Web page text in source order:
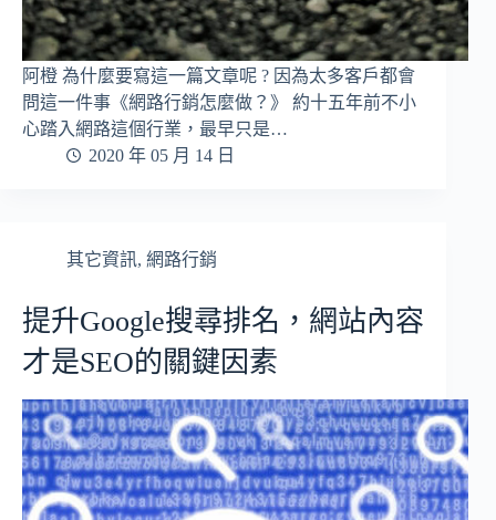
阿橙 為什麼要寫這一篇文章呢 ? 因為太多客戶都會
問這一件事《網路行銷怎麼做？》 約十五年前不小
心踏入網路這個行業，最早只是…
2020 年 05 月 14 日
其它資訊, 網路行銷
提升Google搜尋排名，網站內容
才是SEO的關鍵因素